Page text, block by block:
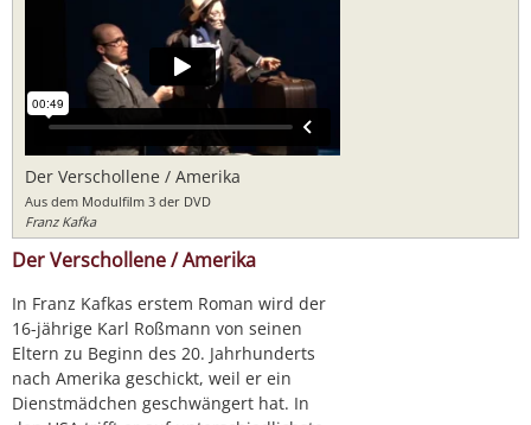
Der Verschollene / Amerika
Aus dem Modulfilm 3 der DVD
Franz Kafka
Der Verschollene / Amerika
In Franz Kafkas erstem Roman wird der
16-jährige Karl Roßmann von seinen
Eltern zu Beginn des 20. Jahrhunderts
nach Amerika geschickt, weil er ein
Dienstmädchen geschwängert hat. In